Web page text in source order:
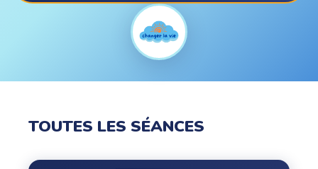
TOUTES LES SÉANCES